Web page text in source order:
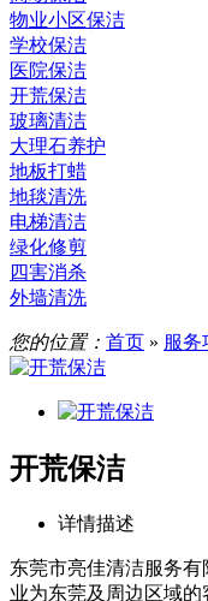
物业小区保洁
学校保洁
医院保洁
开荒保洁
玻璃清洁
大理石养护
地板打蜡
地毯清洗
电梯清洁
绿化修剪
四害消杀
外墙清洗
您的位置： 首页 » 服务
开荒保洁
详情描述
东莞市亮佳清洁服务
业为东莞及周边区域的